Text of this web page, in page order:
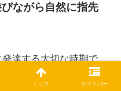
ながら自然に指先
達する大切な時期で
ちみつコースター」は、
トップ サイドバー